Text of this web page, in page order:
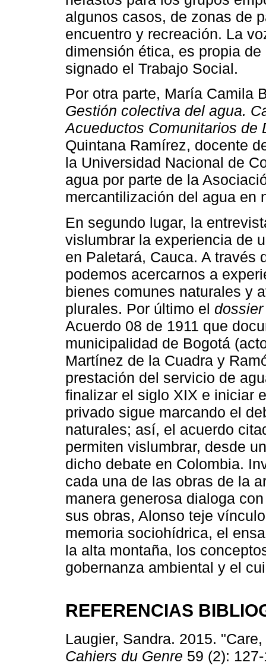
algunos casos, de zonas de
encuentro y recreación. La
dimensión ética, es propia
signado el Trabajo Social.
Por otra parte, María Camila
Gestión colectiva del agua.
Acueductos Comunitarios de
Quintana Ramírez, docente
la Universidad Nacional de
agua por parte de la
mercantilización del agua en
En segundo lugar, la
vislumbrar la experiencia de
en Paletará, Cauca. A través
podemos acercarnos a
bienes comunes naturales y
plurales. Por último el dossier
Acuerdo 08 de 1911 que
municipalidad de Bogotá
Martínez de la Cuadra y
prestación del servicio de
finalizar el siglo XIX e iniciar
privado sigue marcando el
naturales; así, el acuerdo
permiten vislumbrar, desde
dicho debate en Colombia.
cada una de las obras de la
manera generosa dialoga
sus obras, Alonso teje
memoria sociohídrica, el
la alta montaña, los
gobernanza ambiental y el
REFERENCIAS
Laugier, Sandra. 2015.
Cahiers du Genre 59 (2):